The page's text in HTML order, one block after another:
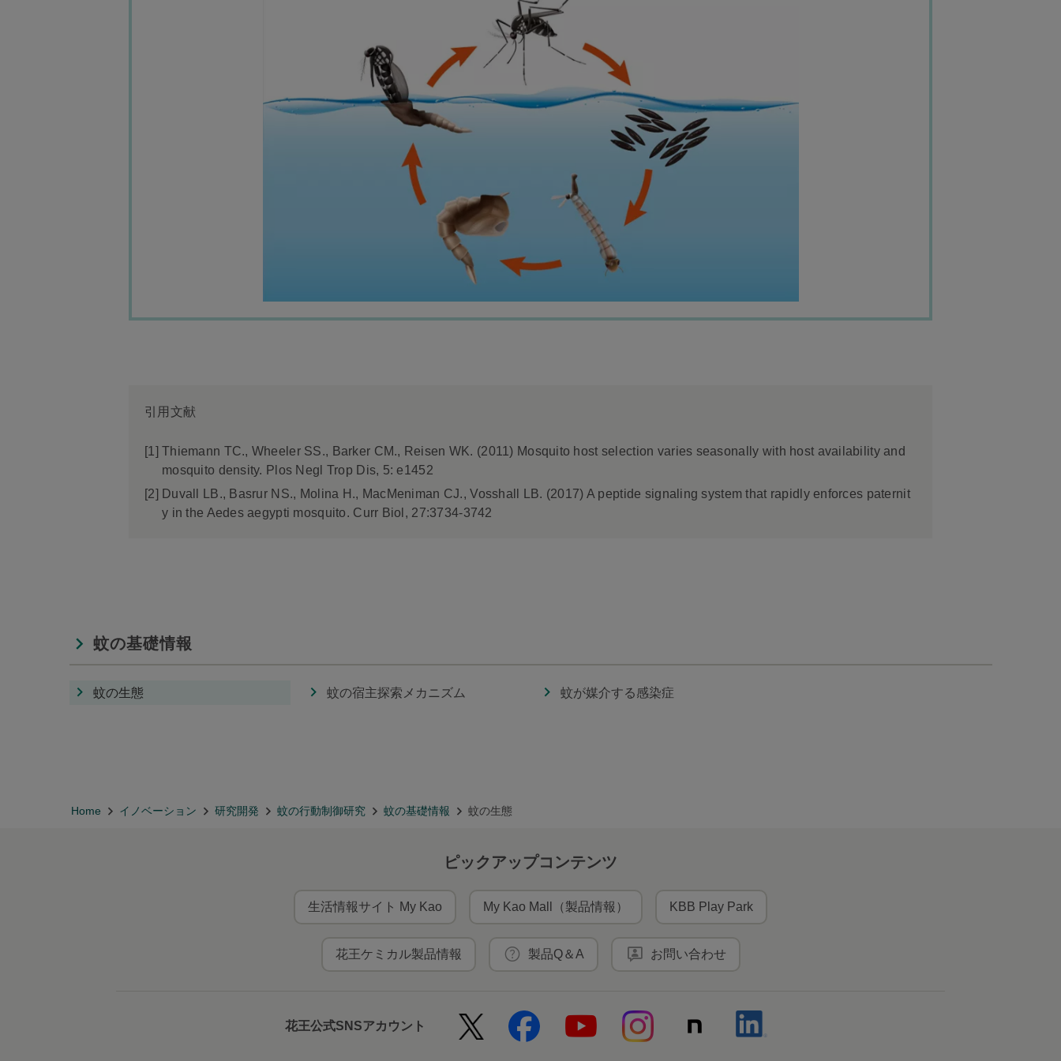
引用文献
[1] Thiemann TC., Wheeler SS., Barker CM., Reisen WK. (2011) Mosquito host selection varies seasonally with host availability and
mosquito density. Plos Negl Trop Dis, 5: e1452
[2] Duvall LB., Basrur NS., Molina H., MacMeniman CJ., Vosshall LB. (2017) A peptide signaling system that rapidly enforces paternit
y in the Aedes aegypti mosquito. Curr Biol, 27:3734-3742
蚊の基礎情報
蚊の生態 蚊の宿主探索メカニズム 蚊が媒介する感染症
Home イノベーション 研究開発 蚊の行動制御研究 蚊の基礎情報 蚊の生態
ピックアップコンテンツ
生活情報サイト My Kao My Kao Mall（製品情報） KBB Play Park
花王ケミカル製品情報 製品Q＆A お問い合わせ
花王公式SNSアカウント